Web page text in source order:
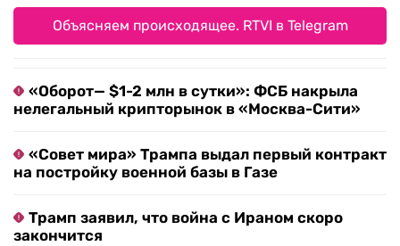
Объясняем происходящее. RTVI в Telegram
«Оборот— $1-2 млн в сутки»: ФСБ накрыла
нелегальный крипторынок в «Москва-Сити»
«Совет мира» Трампа выдал первый контракт
на постройку военной базы в Газе
Трамп заявил, что война с Ираном скоро
закончится